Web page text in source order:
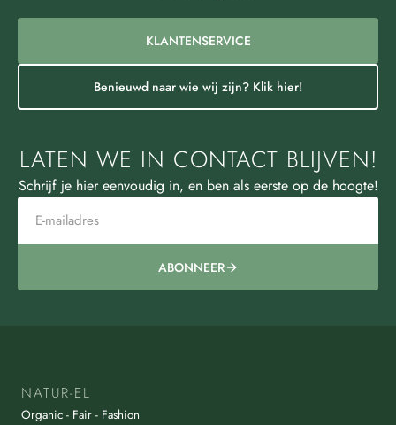
KLANTENSERVICE
Benieuwd naar wie wij zijn? Klik hier!
LATEN WE IN CONTACT BLIJVEN!
Schrijf je hier eenvoudig in, en ben als eerste op de hoogte!
ABONNEER
NATUR-EL
Organic - Fair - Fashion